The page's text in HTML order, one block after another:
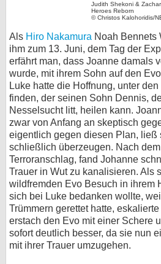
Judith Shekoni &
Heroes Reborn
© Christos Kalohoridis/
Als Hiro Nakamura Noah Bennets
ihm zum 13. Juni, dem Tag der
erfährt man, dass Joanne damals
wurde, mit ihrem Sohn auf den
Luke hatte die Hoffnung, unter
finden, der seinen Sohn Dennis,
Nesselsucht litt, heilen kann.
zwar von Anfang an skeptisch
eigentlich gegen diesen Plan, ließ
schließlich überzeugen. Nach
Terroranschlag, fand Johanne
Trauer in Wut zu kanalisieren. Als
wildfremden Evo Besuch in ihrem
sich bei Luke bedanken wollte,
Trümmern gerettet hatte,
erstach den Evo mit einer Schere
sofort deutlich besser, da sie nun
mit ihrer Trauer umzugehen.